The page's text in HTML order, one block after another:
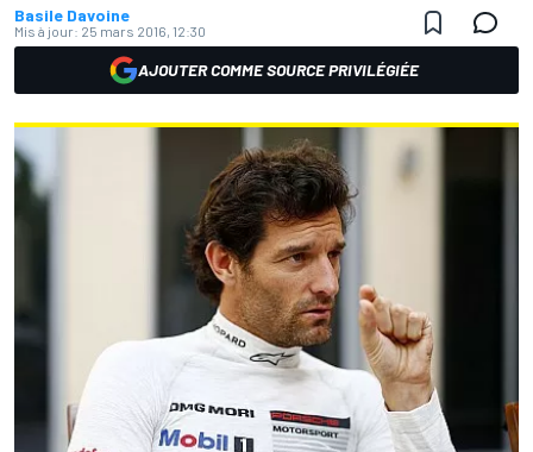
Basile Davoine
Mis à jour: 25 mars 2016, 12:30
AJOUTER COMME SOURCE PRIVILÉGIÉE